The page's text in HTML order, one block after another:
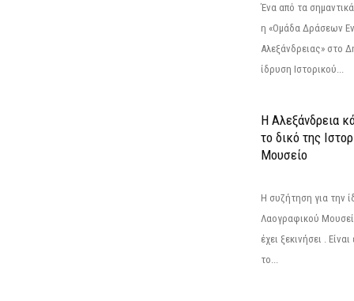
Ένα από τα
η «Ομάδα Δράσεων
Αλεξάνδρειας» στο
ίδρυση Ιστορικού...
Η Αλεξάνδρεια
το δικό της
Μουσείο
Η συζήτηση για την
Λαογραφικού
έχει ξεκινήσει .
το...